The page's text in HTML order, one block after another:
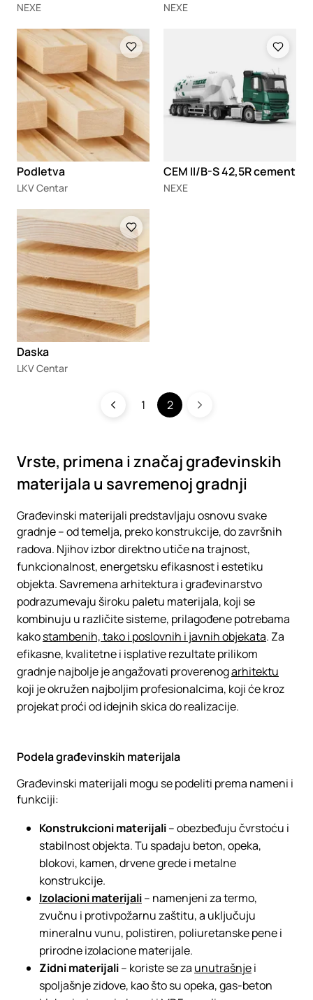
NEXE NEXE
Loading
Podletva
LKV Centar
CEM II/B-S 42,5R cement
NEXE
Loading
Daska
LKV Centar
1 2
Vrste, primena i značaj građevinskih
materijala u savremenoj gradnji
Građevinski materijali predstavljaju osnovu svake
gradnje – od temelja, preko konstrukcije, do završnih
radova. Njihov izbor direktno utiče na trajnost,
funkcionalnost, energetsku efikasnost i estetiku
objekta. Savremena arhitektura i građevinarstvo
podrazumevaju široku paletu materijala, koji se
kombinuju u različite sisteme, prilagođene potrebama
kakostambenih, tako i poslovnih i javnih objekata. Za
efikasne, kvalitetne i isplative rezultate prilikom
gradnje najbolje je angažovati proverenogarhitektu
koji je okružen najboljim profesionalcima, koji će kroz
projekat proći od idejnih skica do realizacije.
Podela građevinskih materijala
Građevinski materijali mogu se podeliti prema nameni i
funkciji:
Konstrukcioni materijali– obezbeđuju čvrstoću i
stabilnost objekta. Tu spadaju beton, opeka,
blokovi, kamen, drvene grede i metalne
konstrukcije.
Izolacioni materijali– namenjeni za termo,
zvučnu i protivpožarnu zaštitu, a uključuju
mineralnu vunu, polistiren, poliuretanske pene i
prirodne izolacione materijale.
Zidni materijali– koriste se za unutrašnjei
spoljašnje zidove, kao što su opeka, gas-beton